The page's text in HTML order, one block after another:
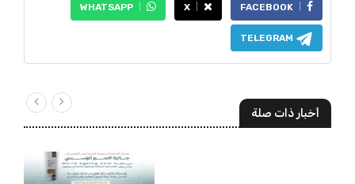
FACEBOOK
X
WHATSAPP
TELEGRAM
أخبار ذات صلة